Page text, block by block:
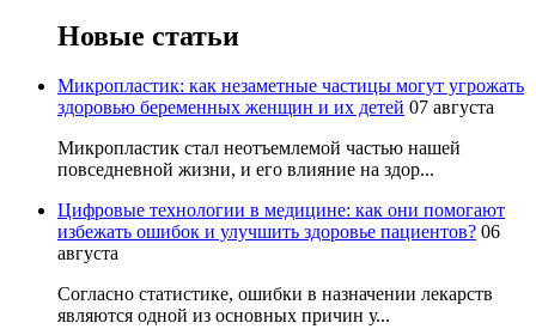
Новые статьи
Микропластик: как незаметные частицы могут угрожать
здоровью беременных женщин и их детей 07 августа
Микропластик стал неотъемлемой частью нашей
повседневной жизни, и его влияние на здор...
Цифровые технологии в медицине: как они помогают
избежать ошибок и улучшить здоровье пациентов? 06
августа
Согласно статистике, ошибки в назначении лекарств
являются одной из основных причин у...